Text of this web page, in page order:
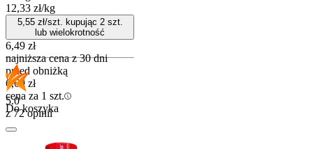
12,33 zł/kg
5,55zł/szt. kupując 2szt.
lub wielokrotność
6,49 zł
najniższa cena z 30 dni
przed obniżką
6,69 zł
cena za 1 szt.
Do koszyka
5.0
z 72 opinii